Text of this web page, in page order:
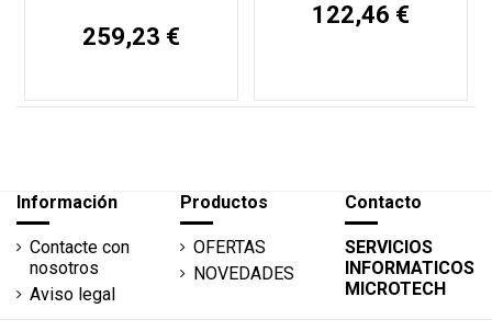
259,23 €
122,46 €
Información
Contacte con
nosotros
Aviso legal
Productos
OFERTAS
NOVEDADES
Contacto
SERVICIOS
INFORMATICOS
MICROTECH